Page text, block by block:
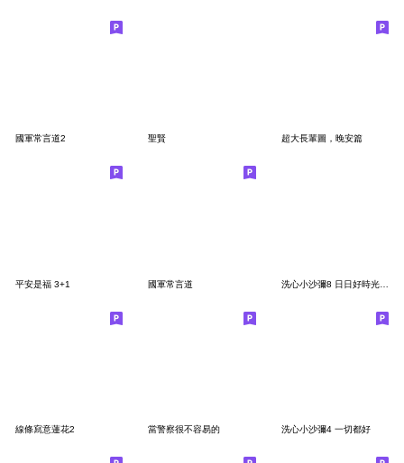
國軍常言道2 聖賢 超大長輩圖，晚安篇
平安是福 3+1 國軍常言道 洗心小沙彌8 日日好時光大貼圖
線條寫意蓮花2 當警察很不容易的 洗心小沙彌4 一切都好